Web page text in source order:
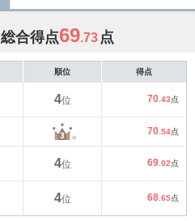
総合得点69.73 点
順位 得点
4位 70 .43点
70 .54点
4位 69 .02点
4位 68 .65点